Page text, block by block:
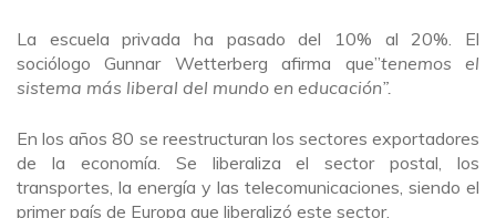
La escuela privada ha pasado del 10% al 20%. El
sociólogo Gunnar Wetterberg afirma que”tenemos el
sistema más liberal del mundo en educación”.
En los años 80 se reestructuran los sectores exportadores
de la economía. Se liberaliza el sector postal, los
transportes, la energía y las telecomunicaciones, siendo el
primer país de Europa que liberalizó este sector.